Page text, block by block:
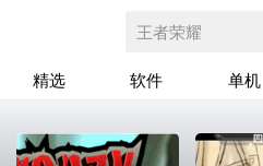
王者荣耀
精选 软件 单机